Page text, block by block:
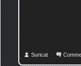
Suricat